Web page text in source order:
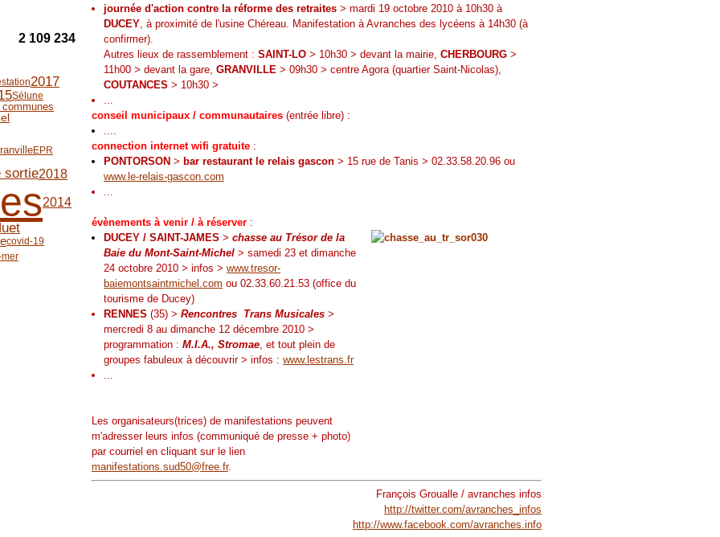
2 109 234
2017
Sélune
EPR
sortie2018
2014
covid-19
mer
journée d'action contre la réforme des retraites > mardi 19 octobre 2010 à 10h30 à
DUCEY, à proximité de l'usine Chéreau. Manifestation à Avranches des lycéens à 14h30 (à
confirmer).
Autres lieux de rassemblement : SAINT-LO > 10h30 > devant la mairie, CHERBOURG >
11h00 > devant la gare, GRANVILLE > 09h30 > centre Agora (quartier Saint-Nicolas),
COUTANCES > 10h30 >
...
conseil municipaux / communautaires (entrée libre) :
....
connection internet wifi gratuite :
PONTORSON > bar restaurant le relais gascon > 15 rue de Tanis > 02.33.58.20.96 ou
www.le-relais-gascon.com
...
évènements à venir / à réserver :
DUCEY / SAINT-JAMES > chasse au Trésor de la
Baie du Mont-Saint-Michel > samedi 23 et dimanche
24 octobre 2010 > infos > www.tresor-
baiemontsaintmichel.com ou 02.33.60.21.53 (office du
tourisme de Ducey)
RENNES (35) > Rencontres Trans Musicales >
mercredi 8 au dimanche 12 décembre 2010 >
programmation : M.I.A., Stromae, et tout plein de
groupes fabuleux à découvrir > infos : www.lestrans.fr
...
Les organisateurs(trices) de manifestations peuvent
m'adresser leurs infos (communiqué de presse + photo)
par courriel en cliquant sur le lien
manifestations.sud50@free.fr.
François Groualle / avranches infos
http://twitter.com/avranches_infos
http://www.facebook.com/avranches.info